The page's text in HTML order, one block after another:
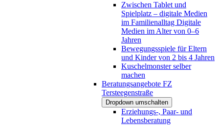
Zwischen Tablet und
Spielplatz – digitale Medien
im Familienalltag Digitale
Medien im Alter von 0–6
Jahren
Bewegungsspiele für Eltern
und Kinder von 2 bis 4 Jahren
Kuschelmonster selber
machen
Beratungsangebote FZ
Tersteegenstraße
Dropdown umschalten
Erziehungs-, Paar- und
Lebensberatung